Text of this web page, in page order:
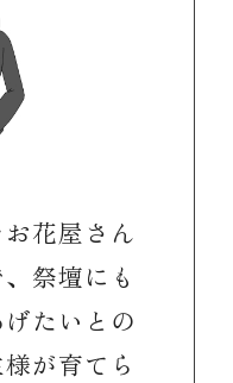
花屋さん
祭壇にも
たいとの
が育てら